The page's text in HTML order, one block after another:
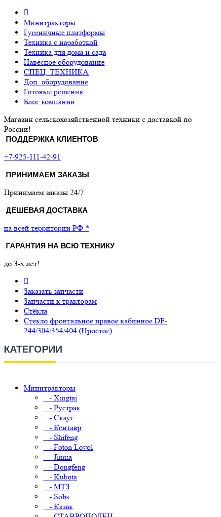
Минитракторы
Гусеничные платформы
Техника с наработкой
Техника для дома и сада
Навесное оборудование
СПЕЦ. ТЕХНИКА
Доп. оборудование
Готовые решения
Блог компании
Магазин сельскохозяйственной техники с доставкой по
России!
ПОДДЕРЖКА КЛИЕНТОВ
+7-925-111-42-91
ПРИНИМАЕМ ЗАКАЗЫ
Принимаем заказы 24/7
ДЕШЕВАЯ ДОСТАВКА
на всей территории РФ *
ГАРАНТИЯ НА ВСЮ ТЕХНИКУ
до 3-х лет!
Заказать запчасти
Запчасти к тракторам
Стёкла
Стекло фронтальное правое кабинное DF-
244/304/354/404 (Простое)
КАТЕГОРИИ
Минитракторы
- Xingtai
- Рустрак
- Скаут
- Кентавр
- Shifeng
- Foton Lovol
- Jinma
- Dongfeng
- Kubota
- МТЗ
- Solis
- Казак